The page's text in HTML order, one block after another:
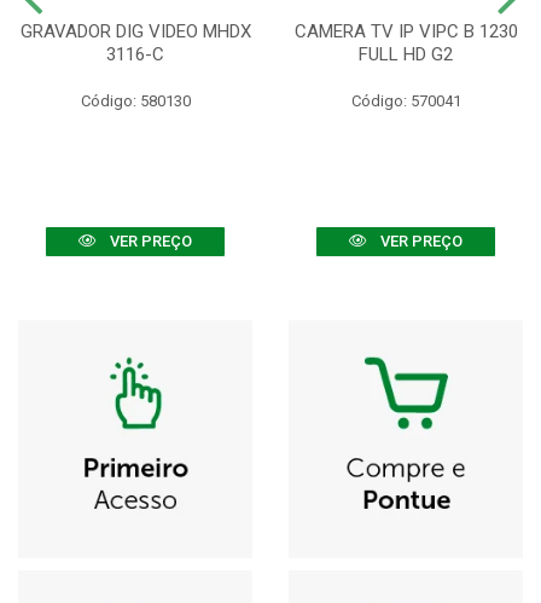
GRAVADOR DIG VIDEO MHDX
3116-C
Código: 580130
VER PREÇO
CAMERA TV IP VIPC B 1230
FULL HD G2
Código: 570041
VER PREÇO